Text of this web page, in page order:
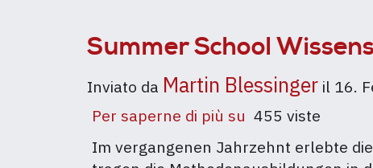
Summer School
Inviato da Martin Blessinger il 16.
Per saperne di più su Summer
School
455 viste
Im vergangenen Jahrzehnt erlebte